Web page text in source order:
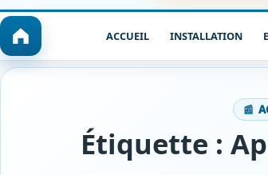
ACCUEIL INSTALLATION
Étiquette :